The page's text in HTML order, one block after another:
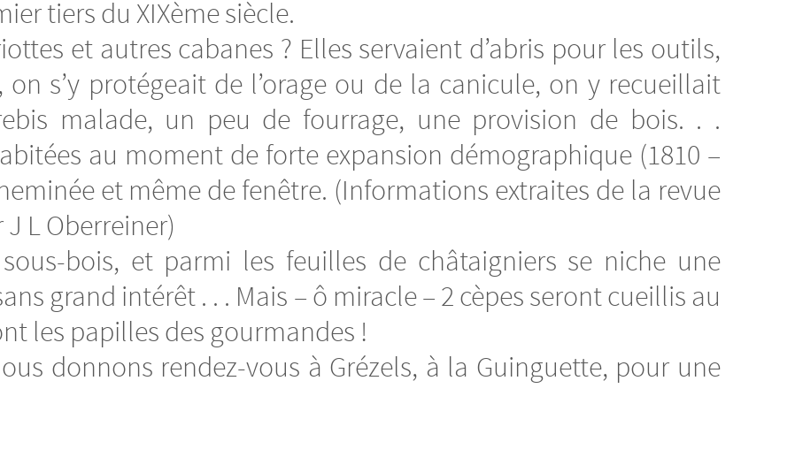
tiers du XIXème siècle.
et autres cabanes ? Elles servaient d’abris pour les outils,
s’y protégeait de l’orage ou de la canicule, on y recueillait
malade, un peu de fourrage, une provision de bois. . .
au moment de forte expansion démographique (1810 –
et même de fenêtre. (Informations extraites de la revue
L Oberreiner)
bois, et parmi les feuilles de châtaigniers se niche une
grand intérêt . . . Mais – ô miracle – 2 cèpes seront cueillis au
les papilles des gourmandes !
donnons rendez-vous à Grézels, à la Guinguette, pour une